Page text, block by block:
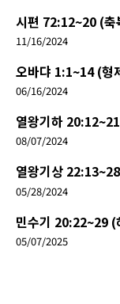
시편 72:12~20 (축
11/16/2024
오바댜 1:1~14 (형
06/16/2024
열왕기하
08/07/2024
열왕기상
05/28/2024
민수기 20:22~29 (
05/07/2025